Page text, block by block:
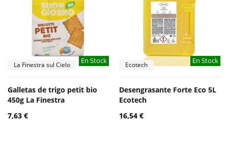
En Stock
La Finestra sul Cielo
Galletas de trigo petit bio
450g La Finestra
7,63 €
En Stock
Ecotech
Desengrasante Forte Eco 5L
Ecotech
16,54 €